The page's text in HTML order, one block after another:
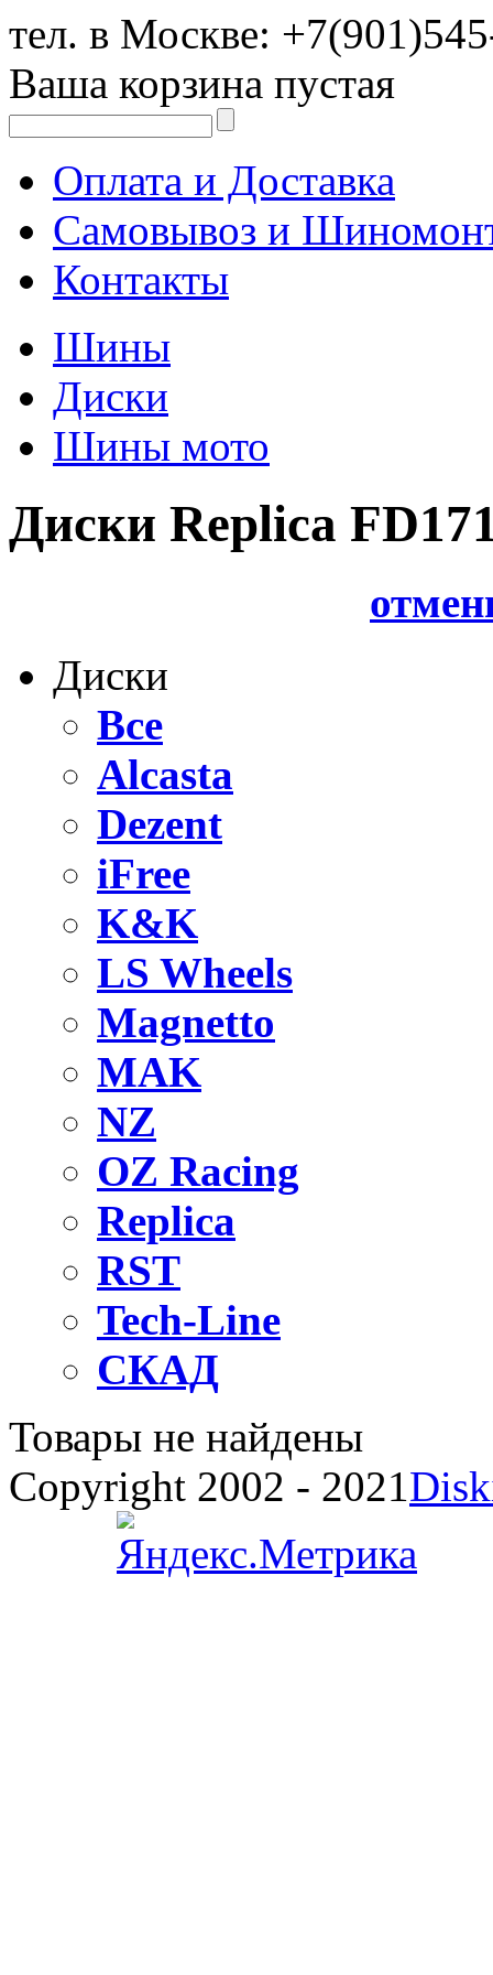
тел. в Москве:
Ваша корзина пустая
Оплата и Доставка
Самовывоз и
Контакты
Шины
Диски
Шины мото
Диски Replica
Диски
Все
Alcasta
Dezent
iFree
K&K
LS Wheels
Magnetto
MAK
NZ
OZ Raсing
Replica
RST
Tech-Line
СКАД
Товары не найдены
Copyright 2002 - 2021